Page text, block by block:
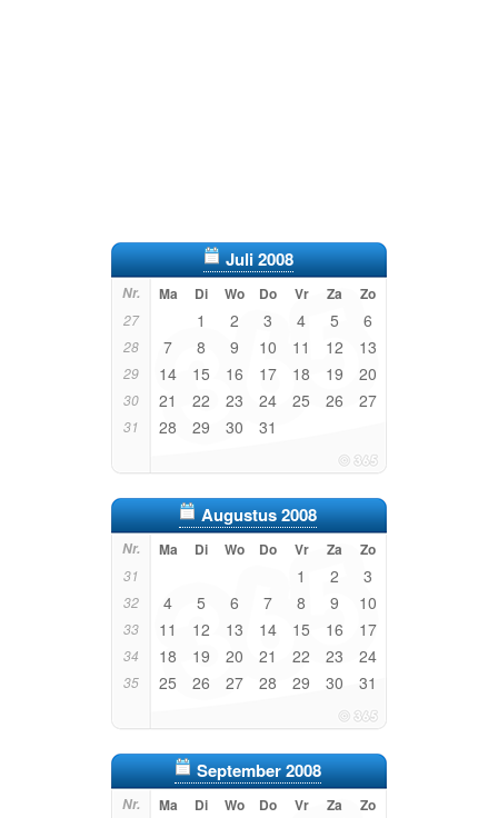
Juli 2008
Nr. Ma Di Wo Do Vr Za Zo
27 1 2 3 4 5 6
28 7 8 9 10 11 12 13
29 14 15 16 17 18 19 20
30 21 22 23 24 25 26 27
31 28 29 30 31
Augustus 2008
Nr. Ma Di Wo Do Vr Za Zo
31 1 2 3
32 4 5 6 7 8 9 10
33 11 12 13 14 15 16 17
34 18 19 20 21 22 23 24
35 25 26 27 28 29 30 31
September 2008
Nr. Ma Di Wo Do Vr Za Zo